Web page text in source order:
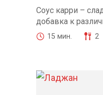
Соус карри –
добавка к
15 мин. 2